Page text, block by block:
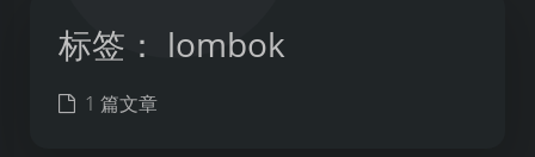
标签： lombok
1 篇文章